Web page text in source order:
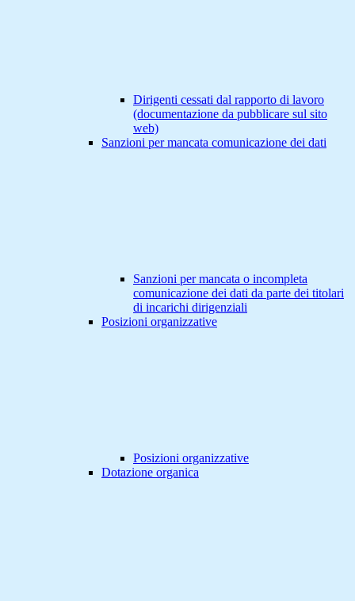
Dirigenti cessati dal rapporto di lavoro
(documentazione da pubblicare sul sito
web)
Sanzioni per mancata comunicazione dei dati
Sanzioni per mancata o incompleta
comunicazione dei dati da parte dei titolari
di incarichi dirigenziali
Posizioni organizzative
Posizioni organizzative
Dotazione organica